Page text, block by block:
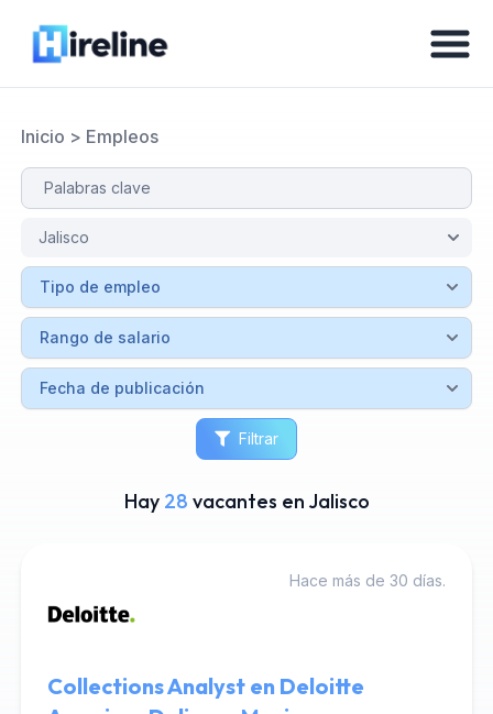
Inicio > Empleos
Filtrar
Hay 28 vacantes en Jalisco
Hace más de 30 días.
Collections Analyst en Deloitte